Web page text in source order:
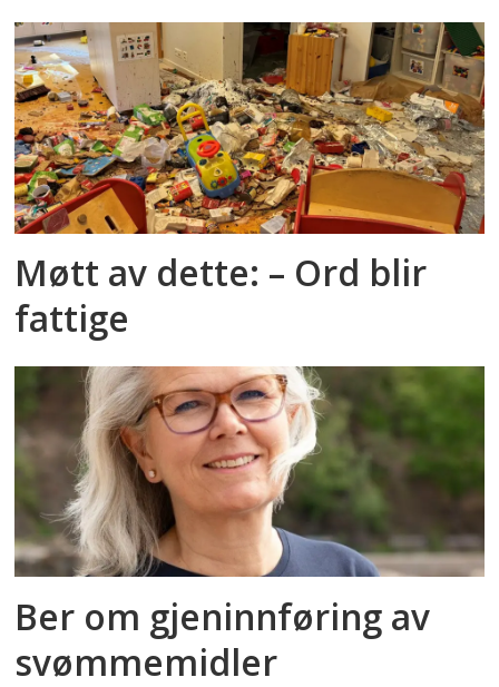
Møtt av dette: – Ord blir
fattige
Ber om gjeninnføring av
svømmemidler